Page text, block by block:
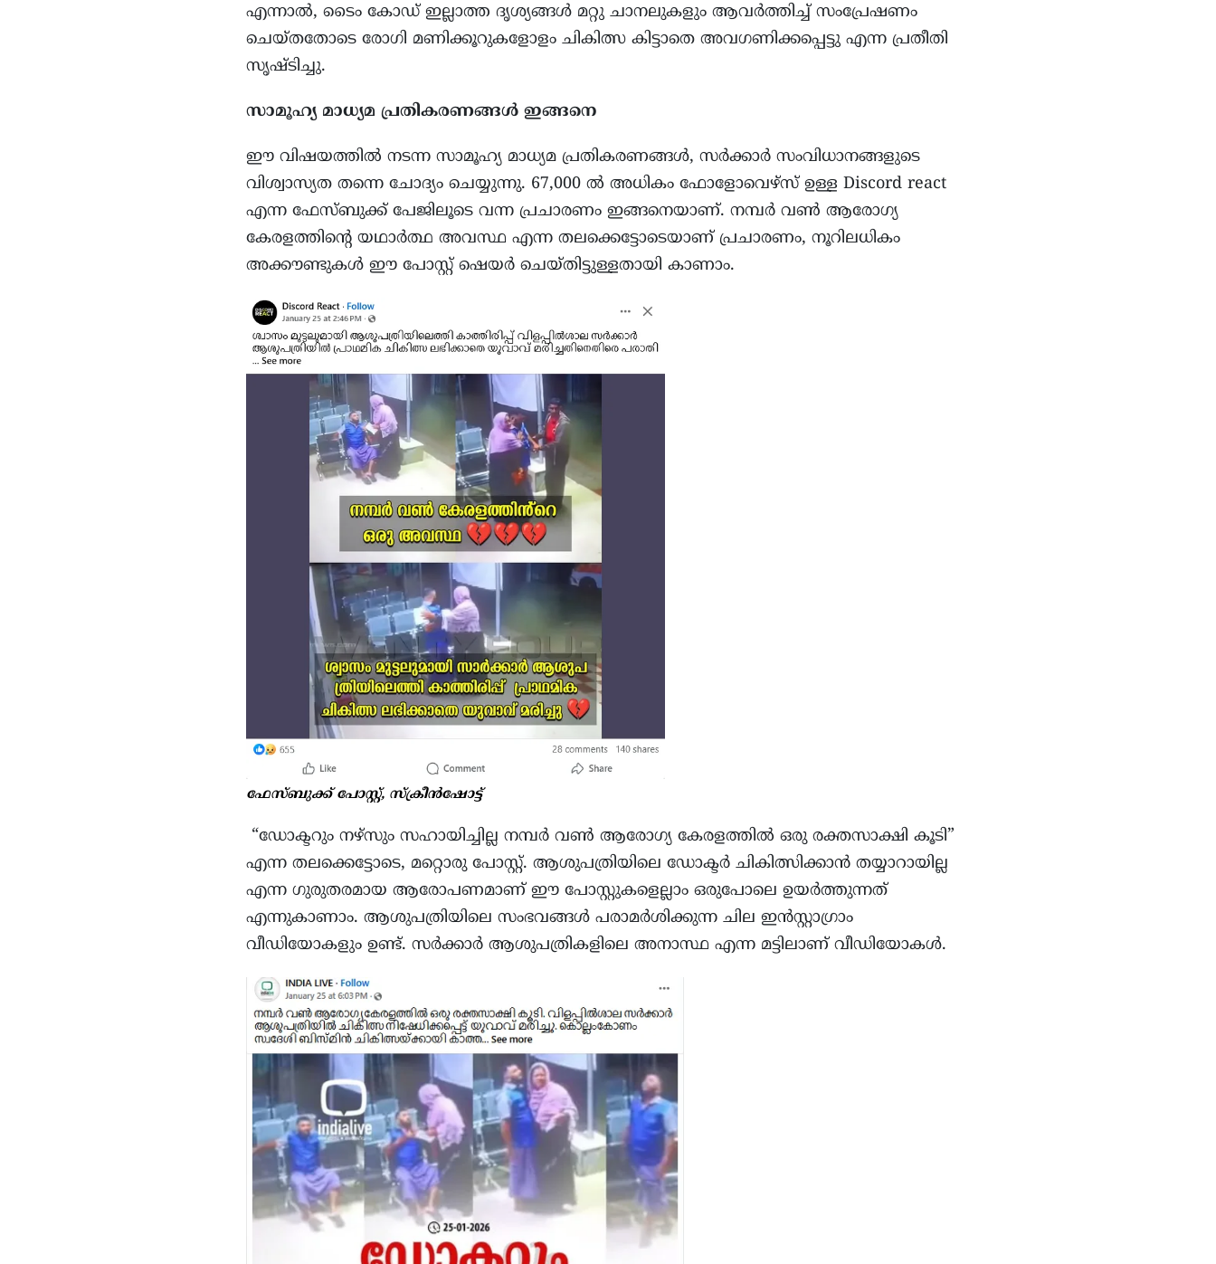
എന്നാൽ, ടൈം കോഡ് ഇല്ലാത്ത ദൃശ്യങ്ങൾ മറ്റു ചാനലുകളും ആവർത്തിച്ച് സംപ്രേഷണം
ചെയ്തതോടെ രോഗി മണിക്കൂറുകളോളം ചികിത്സ കിട്ടാതെ അവഗണിക്കപ്പെട്ടു എന്ന പ്രതീതി
സൃഷ്ടിച്ചു.
സാമൂഹ്യ മാധ്യമ പ്രതികരണങ്ങൾ ഇങ്ങനെ
ഈ വിഷയത്തിൽ നടന്ന സാമൂഹ്യ മാധ്യമ പ്രതികരണങ്ങൾ, സർക്കാർ സംവിധാനങ്ങളുടെ
വിശ്വാസ്യത തന്നെ ചോദ്യം ചെയ്യുന്നു. 67,000 ൽ അധികം ഫോളോവെഴ്‌സ് ഉള്ള Discord react
എന്ന ഫേസ്ബുക്ക് പേജിലൂടെ വന്ന പ്രചാരണം ഇങ്ങനെയാണ്. നമ്പർ വൺ ആരോഗ്യ
കേരളത്തിന്റെ യഥാർത്ഥ അവസ്ഥ എന്ന തലക്കെട്ടോടെയാണ് പ്രചാരണം, നൂറിലധികം
അക്കൗണ്ടുകൾ ഈ പോസ്റ്റ് ഷെയർ ചെയ്തിട്ടുള്ളതായി കാണാം.
ഫേസ്ബുക്ക് പോസ്റ്റ്, സ്ക്രീൻഷോട്ട്
“ഡോക്ടറും നഴ്‌സും സഹായിച്ചില്ല നമ്പർ വൺ ആരോഗ്യ കേരളത്തിൽ ഒരു രക്തസാക്ഷി കൂടി”
എന്ന തലക്കെട്ടോടെ, മറ്റൊരു പോസ്റ്റ്. ആശുപത്രിയിലെ ഡോക്ടർ ചികിത്സിക്കാൻ തയ്യാറായില്ല
എന്ന ഗുരുതരമായ ആരോപണമാണ് ഈ പോസ്റ്റുകളെല്ലാം ഒരുപോലെ ഉയർത്തുന്നത്
എന്നുകാണാം. ആശുപത്രിയിലെ സംഭവങ്ങൾ പരാമർശിക്കുന്ന ചില ഇൻസ്റ്റാഗ്രാം
വീഡിയോകളും ഉണ്ട്. സർക്കാർ ആശുപത്രികളിലെ അനാസ്ഥ എന്ന മട്ടിലാണ് വീഡിയോകൾ.